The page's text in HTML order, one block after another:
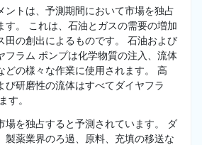
ントは、予測期間において市場を独占
す。 これは、石油とガスの需要の増加
田の創出によるものです。 石油および
フラム ポンプは化学物質の注入、流体
どの様々な作業に使用されます。 高
び研磨性の流体はすべてダイヤフラ
す。
場を独占すると予測されています。 ダ
製薬業界のろ過、原料、充填の移送な